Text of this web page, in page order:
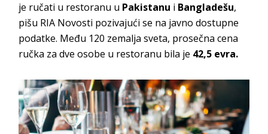
je ručati u restoranu u Pakistanu i Bangladešu,
pišu RIA Novosti pozivajući se na javno dostupne
podatke. Među 120 zemalja sveta, prosečna cena
ručka za dve osobe u restoranu bila je 42,5 evra.